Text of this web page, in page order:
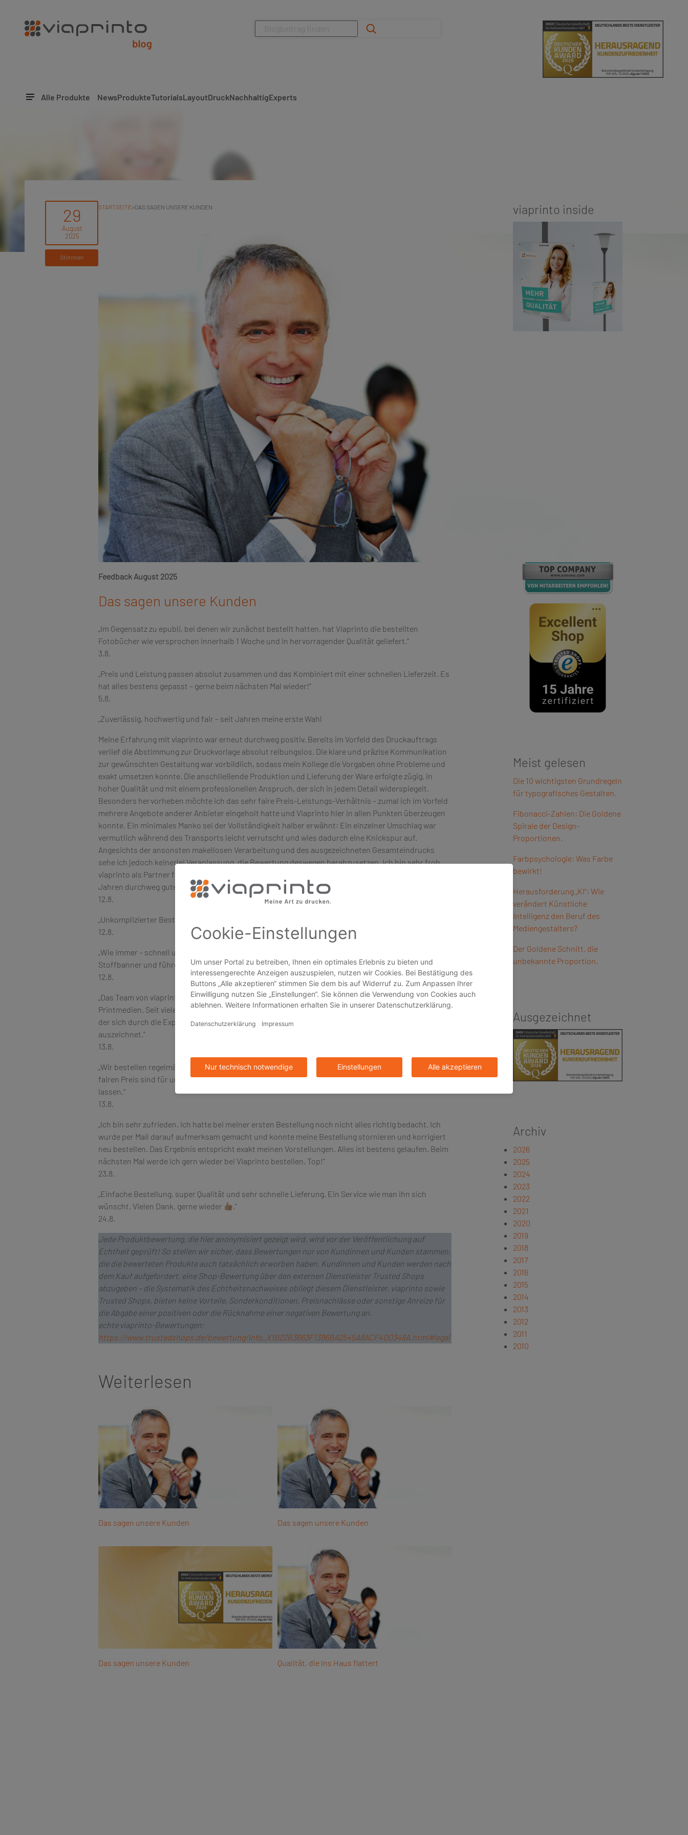
Suchen
Alle Produkte NewsProdukteTutorialsLayoutDruckNachhaltigExperts
Stimmen
STARTSEITE>DAS SAGEN UNSERE KUNDEN
Feedback August 2025
Das sagen unsere Kunden
„Im Gegensatz zu epubli, bei denen wir zunächst bestellt hatten, hat Viaprinto die bestellten
Fotobücher wie versprochen innerhalb 1 Woche und in hervorragender Qualität geliefert.“
3.8.
„Preis und Leistung passen absolut zusammen und das Kombiniert mit einer schnellen Lieferzeit. Es
hat alles bestens gepasst – gerne beim nächsten Mal wieder!“
5.8.
„Zuverlässig, hochwertig und fair – seit Jahren meine erste Wahl
Meine Erfahrung mit viaprinto war erneut durchweg positiv. Bereits im Vorfeld des Druckauftrags
verlief die Abstimmung zur Druckvorlage absolut reibungslos. Die klare und präzise Kommunikation
zur gewünschten Gestaltung war vorbildlich, sodass mein Kollege die Vorgaben ohne Probleme und
exakt umsetzen konnte. Die anschließende Produktion und Lieferung der Ware erfolgte zügig, in
hoher Qualität und mit einem professionellen Anspruch, der sich in jedem Detail widerspiegelt.
Besonders hervorheben möchte ich das sehr faire Preis-Leistungs-Verhältnis – zumal ich im Vorfeld
mehrere Angebote anderer Anbieter eingeholt hatte und Viaprinto hier in allen Punkten überzeugen
konnte. Ein minimales Manko sei der Vollständigkeit halber erwähnt: Ein einzelner Umschlag war
vermutlich während des Transports leicht verrutscht und wies dadurch eine Knickspur auf.
Angesichts der ansonsten makellosen Verarbeitung und des ausgezeichneten Gesamteindrucks
sehe ich jedoch keinerlei Veranlassung, die Bewertung deswegen herabzusetzen. Ich bin sehr froh,
viaprinto als Partner für unsere Firmenaufträge gewählt zu haben – zumal ich auch privat seit vielen
Jahren durchweg gute Erfahrungen mit diesem Unternehmen mache.“
12.8.
„Unkomplizierter Bestellvorgang. Die Vorschau gefällt mir besonders gut.“
12.8.
„Wie immer – schnell und gut! Saubere Ausführung. Die QR-Codes sind gut lesbar auf dem
Stoffbanner und führen zu den gewünschten Zielen.“
12.8.
„Das Team von viaprinto ist ein professioneller und zuverlässiger Dienstleister im Bereich der
Printmedien. Seit vielen Jahren arbeiten wir in zahlreichen Projekten mit diesem Partner zusammen,
der sich durch die Expertise seiner Mitarbeiter sowie höchste Zuverlässigkeit und Effizienz
auszeichnet.“
13.8.
„Wir bestellen regelmäßig bei Viaprinto. Die Druckqualität und auch die schnelle Lieferung zu einem
fairen Preis sind für uns ausschlaggebend gewesen, hier weiterhin alles zu bestellen und Drucken zu
lassen.“
13.8.
„Ich bin sehr zufrieden. Ich hatte bei meiner ersten Bestellung noch nicht alles richtig bedacht. Ich
wurde per Mail darauf aufmerksam gemacht und konnte meine Bestellung stornieren und korrigiert
neu bestellen. Das Ergebnis entspricht exakt meinen Vorstellungen. Alles ist bestens gelaufen. Beim
nächsten Mal werde ich gern wieder bei Viaprinto bestellen. Top!“
23.8.
„Einfache Bestellung, super Qualität und sehr schnelle Lieferung. Ein Service wie man ihn sich
wünscht. Vielen Dank, gerne wieder
.“
24.8.
Jede Produktbewertung, die hier anonymisiert gezeigt wird, wird vor der Veröffentlichung auf
Echtheit geprüft! So stellen wir sicher, dass Bewertungen nur von Kundinnen und Kunden stammen,
die die bewerteten Produkte auch tatsächlich erworben haben. Kundinnen und Kunden werden nach
dem Kauf aufgefordert, eine Shop-Bewertung über den externen Dienstleister Trusted Shops
abzugeben – die Systematik des Echtheitsnachweises obliegt diesem Dienstleister. viaprinto sowie
Trusted Shops, bieten keine Vorteile, Sonderkonditionen, Preisnachlässe oder sonstige Anreize für
die Abgabe einer positiven oder die Rücknahme einer negativen Bewertung an.
echte viaprinto-Bewertungen:
https://www.trustedshops.de/bewertung/info_X1B22B3663F1396BA2545A8ACF4D0348A.html#legal
Weiterlesen
Das sagen unsere Kunden Das sagen unsere Kunden
Das sagen unsere Kunden Qualität, die ins Haus flattert
viaprinto inside
Meist gelesen
Die 10 wichtigsten Grundregeln
für typografisches Gestalten.
Fibonacci-Zahlen: Die Goldene
Spirale der Design-
Proportionen.
Farbpsychologie: Was Farbe
bewirkt!
Herausforderung „KI“: Wie
verändert Künstliche
Intelligenz den Beruf des
Mediengestalters?
Der Goldene Schnitt, die
unbekannte Proportion.
Ausgezeichnet
Archiv
2026
2025
2024
2023
2022
2021
2020
2019
2018
2017
2016
2015
2014
2013
2012
2011
2010